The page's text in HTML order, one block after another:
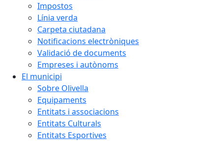
Impostos
Línia verda
Carpeta ciutadana
Notificacions electròniques
Validació de documents
Empreses i autònoms
El municipi
Sobre Olivella
Equipaments
Entitats i associacions
Entitats Culturals
Entitats Esportives